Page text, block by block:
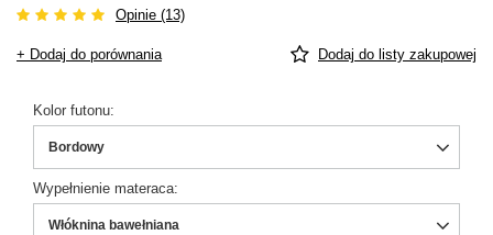
Opinie (13)
+ Dodaj do porównania Dodaj do listy zakupowej
Kolor futonu
Bordowy
Wypełnienie materaca
Włóknina bawełniana